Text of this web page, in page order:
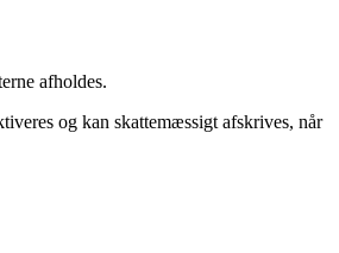
afholdes.
og kan skattemæssigt afskrives, når